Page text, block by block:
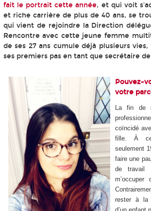
fait le portrait cette année, et qui voit
et riche carrière de plus de 40 ans, se
qui vient de rejoindre la Direction
Rencontre avec cette jeune femme
de ses 27 ans cumule déjà plusieurs
ses premiers pas en tant que secrétaire
Pouvez-
votre
La fin de
coïncidé
fille. À
seulement
faire une
de travail
m’occuper
rester à la